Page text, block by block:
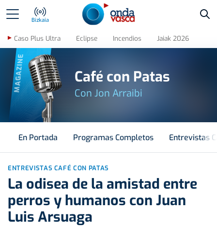
Bizkaia
Caso Plus Ultra Eclipse Incendios Jaiak 2026
MAGAZINE Café con Patas
Con Jon Arraibi
En Portada Programas Completos Entrevistas
ENTREVISTAS CAFÉ CON PATAS
La odisea de la amistad entre
perros y humanos con Juan
Luis Arsuaga